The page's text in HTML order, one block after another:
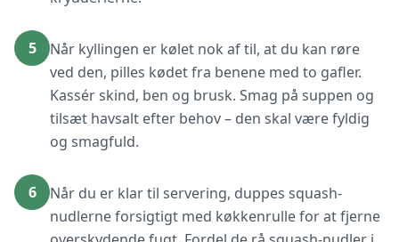
5
Når kyllingen er kølet nok af til, at du kan røre
ved den, pilles kødet fra benene med to gafler.
Kassér skind, ben og brusk. Smag på suppen og
tilsæt havsalt efter behov – den skal være fyldig
og smagfuld.
6
Når du er klar til servering, duppes squash-
nudlerne forsigtigt med køkkenrulle for at fjerne